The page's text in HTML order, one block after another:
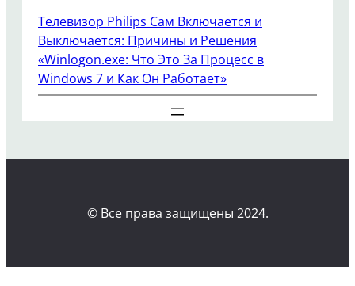
Телевизор Philips Сам Включается и
Выключается: Причины и Решения
«Winlogon.exe: Что Это За Процесс в
Windows 7 и Как Он Работает»
© Все права защищены 2024.